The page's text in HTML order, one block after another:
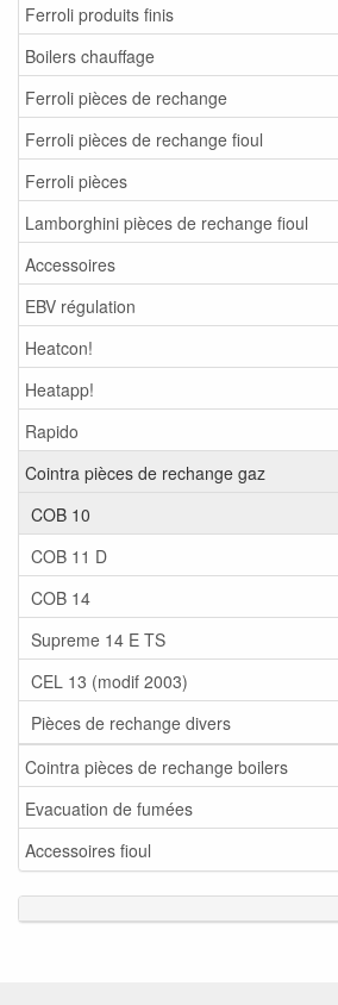
Ferroli produits finis
Boilers chauffage
Ferroli pièces de rechange
Ferroli pièces de rechange fioul
Ferroli pièces
Lamborghini pièces de rechange fioul
Accessoires
EBV régulation
Heatcon!
Heatapp!
Rapido
Cointra pièces de rechange gaz
COB 10
COB 11 D
COB 14
Supreme 14 E TS
CEL 13 (modif 2003)
Pièces de rechange divers
Cointra pièces de rechange boilers
Evacuation de fumées
Accessoires fioul